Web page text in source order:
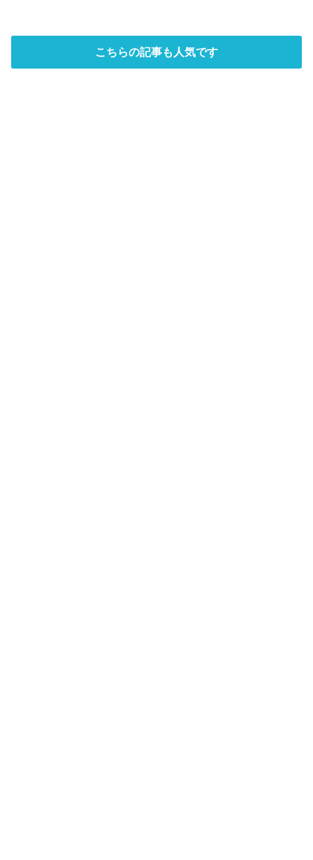
こちらの記事も人気です